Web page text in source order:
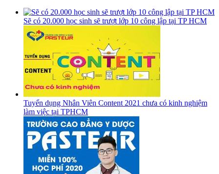
Sẽ có 20.000 học sinh sẽ trượt lớp 10 công lập tại TP HCM
Tuyển dụng Nhân Viên Content 2021 chưa có kinh nghiệm
làm việc tại TPHCM